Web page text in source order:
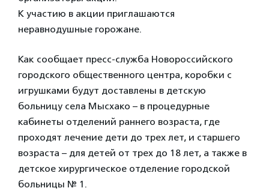
К участию в акции приглашаются
неравнодушные горожане.
Как сообщает пресс-служба Новороссийского
городского общественного центра, коробки с
игрушками будут доставлены в детскую
больницу села Мысхако – в процедурные
кабинеты отделений раннего возраста, где
проходят лечение дети до трех лет, и старшего
возраста – для детей от трех до 18 лет, а также в
детское хирургическое отделение городской
больницы № 1.